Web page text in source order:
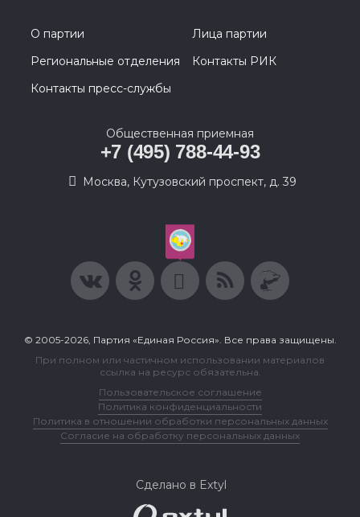
О партии
Лица партии
Региональные отделения
Контакты РИК
Контакты пресс-службы
Общественная приемная
+7 (495) 788-44-93
Москва, Кутузовский проспект, д. 39
© 2005-2026, Партия «Единая Россия». Все права защищены.
При полном или частичном использовании материалов
ссылка на ресурс обязательна.
Пользовательское соглашение
Политика конфиденциальности
Политика в отношении обработки персональных данных
Согласие на обработку персональных данных
Сделано в Extyl